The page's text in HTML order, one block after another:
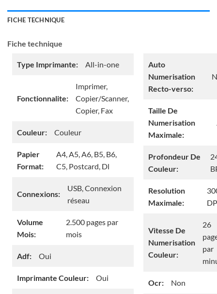
FICHE TECHNIQUE
Fiche technique
Type Imprimante: All-in-one
Fonctionnalite:
Imprimer,
Copier/Scanner,
Copier, Fax
Couleur: Couleur
Papier
Format:
A4, A5, A6, B5, B6,
C5, Postcard, Dl
Connexions:
USB, Connexion
réseau
Volume
Mois:
2.500 pages par
mois
Adf: Oui
Imprimante Couleur: Oui
Auto
Numerisation
Recto-verso:
Taille De
Numerisation
Maximale:
Profondeur De
Couleur:
Resolution
Maximale:
Vitesse De
Numerisation
Couleur:
26
par
Ocr: Non